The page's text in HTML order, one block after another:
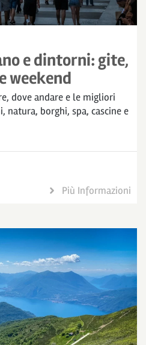
e dintorni: gite,
weekend
dove andare e le migliori
natura, borghi, spa, cascine e
Più Informazioni